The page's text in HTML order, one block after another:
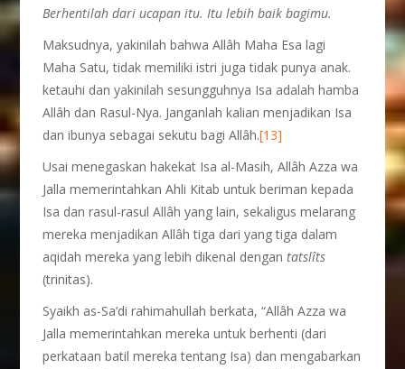
Berhentilah dari ucapan itu. Itu lebih baik bagimu.
Maksudnya, yakinilah bahwa Allâh Maha Esa lagi
Maha Satu, tidak memiliki istri juga tidak punya anak.
ketauhi dan yakinilah sesungguhnya Isa adalah hamba
Allâh dan Rasul-Nya. Janganlah kalian menjadikan Isa
dan ibunya sebagai sekutu bagi Allâh.[13]
Usai menegaskan hakekat Isa al-Masih, Allâh Azza wa
Jalla memerintahkan Ahli Kitab untuk beriman kepada
Isa dan rasul-rasul Allâh yang lain, sekaligus melarang
mereka menjadikan Allâh tiga dari yang tiga dalam
aqidah mereka yang lebih dikenal dengantatslîts
(trinitas).
Syaikh as-Sa’di rahimahullah berkata, “Allâh Azza wa
Jalla memerintahkan mereka untuk berhenti (dari
perkataan batil mereka tentang Isa) dan mengabarkan